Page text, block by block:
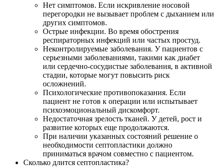
Нет симптомов. Если искривление носовой
перегородки не вызывает проблем с дыханием или
других симптомов.
Острые инфекции. Во время обострения
респираторных инфекций или частых простуд.
Неконтролируемые заболевания. У пациентов с
серьезными заболеваниями, такими как диабет
или сердечно-сосудистые заболевания, в активной
стадии, которые могут повысить риск
осложнений.
Психологические противопоказания. Если
пациент не готов к операции или испытывает
психоэмоциональный дискомфорт.
Недостаточная зрелость тканей. У детей, рост и
развитие которых еще продолжаются.
При наличии указанных состояний решение о
необходимости септопластики должно
приниматься врачом совместно с пациентом.
Сколько длится септопластика?